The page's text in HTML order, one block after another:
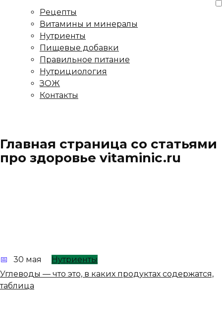
Рецепты
Витамины и минералы
Нутриенты
Пищевые добавки
Правильное питание
Нутрициология
ЗОЖ
Контакты
Главная страница со статьями
про здоровье vitaminic.ru
30 мая
Нутриенты
Углеводы — что это, в каких продуктах содержатся,
таблица